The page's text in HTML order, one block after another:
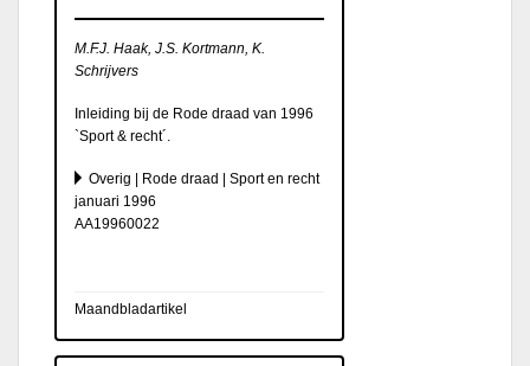
M.F.J. Haak, J.S. Kortmann, K.
Schrijvers
Inleiding bij de Rode draad van 1996
`Sport & recht´.
Overig | Rode draad | Sport en recht
januari 1996
AA19960022
Maandbladartikel